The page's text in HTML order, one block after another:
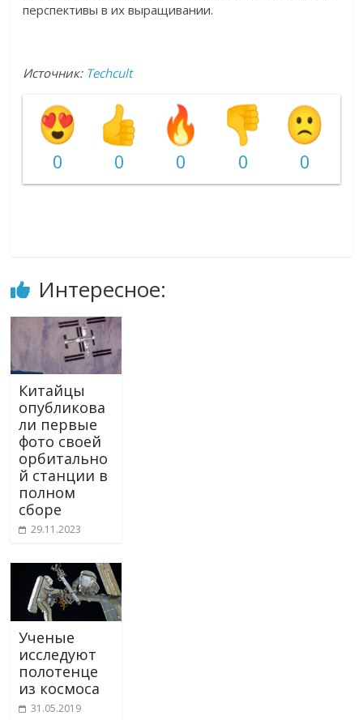
перспективы в ихвыращивании.
Источник: Techcult
0 0 0 0 0
Интересное:
Китайцы
опубликова
ли первые
фото своей
орбитально
й станции в
полном
сборе
29.11.2023
Ученые
исследуют
полотенце
из космоса
31.05.2019